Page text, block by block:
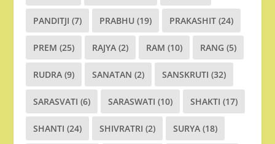
PANDITJI (7) PRABHU (19) PRAKASHIT (24)
PREM (25) RAJYA (2) RAM (10) RANG (5)
RUDRA (9) SANATAN (2) SANSKRUTI (32)
SARASVATI (6) SARASWATI (10) SHAKTI (17)
SHANTI (24) SHIVRATRI (2) SURYA (18)